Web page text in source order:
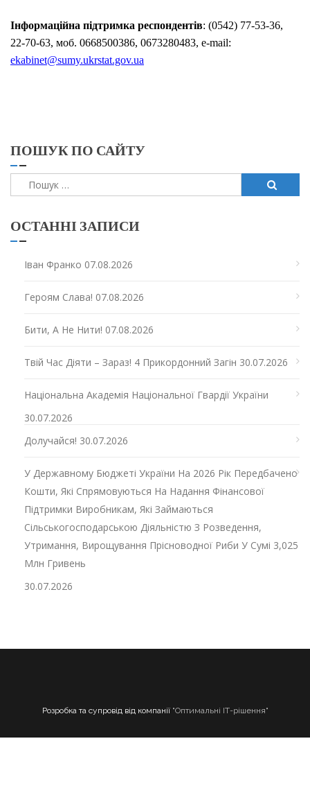
Інформаційна підтримка респондентів: (0542) 77-53-36,
22-70-63, моб. 0668500386, 0673280483, e-mail:
ekabinet@sumy.ukrstat.gov.ua
ПОШУК ПО САЙТУ
Пошук:
ОСТАННІ ЗАПИСИ
Іван Франко 07.08.2026
Героям Слава! 07.08.2026
Бити, А Не Нити! 07.08.2026
Твій Час Діяти – Зараз! 4 Прикордонний Загін 30.07.2026
Національна Академія Національної Гвардії України
30.07.2026
Долучайся! 30.07.2026
У Державному Бюджеті України На 2026 Рік Передбачено
Кошти, Які Спрямовуються На Надання Фінансової
Підтримки Виробникам, Які Займаються
Сільськогосподарською Діяльністю З Розведення,
Утримання, Вирощування Прісноводної Риби У Сумі 3,025
Млн Гривень
30.07.2026
Розробка та супровід від компанії "Оптимальні ІТ-рішення"